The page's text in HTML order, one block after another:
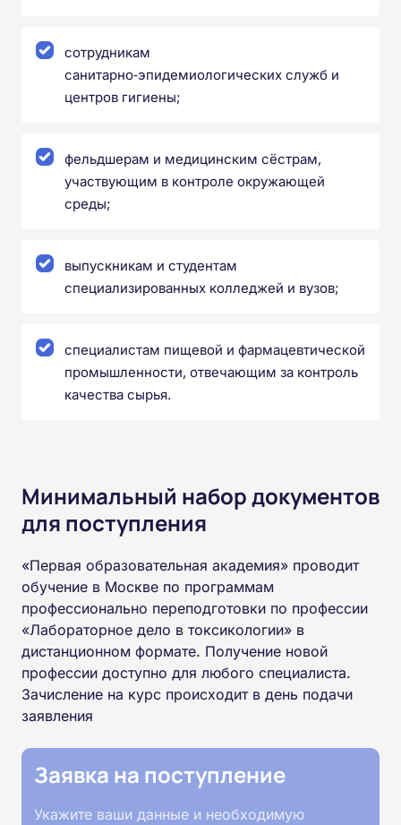
сотрудникам
санитарно‑эпидемиологических служб и
центров гигиены;
фельдшерам и медицинским сёстрам,
участвующим в контроле окружающей
среды;
выпускникам и студентам
специализированных колледжей и вузов;
специалистам пищевой и фармацевтической
промышленности, отвечающим за контроль
качества сырья.
Минимальный набор документов
для поступления
«Первая образовательная академия» проводит
обучение в Москве по программам
профессионально переподготовки по профессии
«Лабораторное дело в токсикологии» в
дистанционном формате. Получение новой
профессии доступно для любого специалиста.
Зачисление на курс происходит в день подачи
заявления
Заявка на поступление
Укажите ваши данные и необходимую